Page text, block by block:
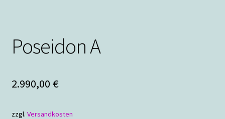
Poseidon A
2.990,00 €
zzgl. Versandkosten